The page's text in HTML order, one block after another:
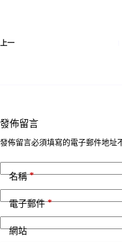
上一
發佈留言
發佈留言必須填寫的電子郵件地址
名稱*
電子郵件*
網站